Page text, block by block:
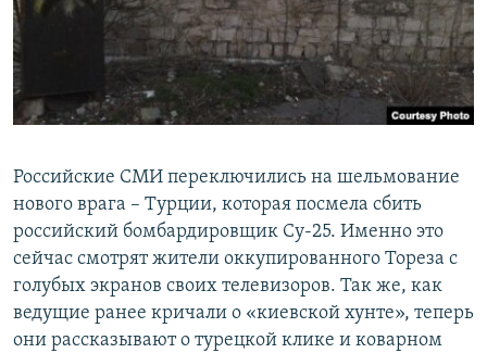
Российские СМИ переключились на шельмование
нового врага – Турции, которая посмела сбить
российский бомбардировщик Су-25. Именно это
сейчас смотрят жители оккупированного Тореза с
голубых экранов своих телевизоров. Так же, как
ведущие ранее кричали о «киевской хунте», теперь
они рассказывают о турецкой клике и коварном